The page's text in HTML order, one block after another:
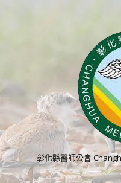
彰化縣醫師公會